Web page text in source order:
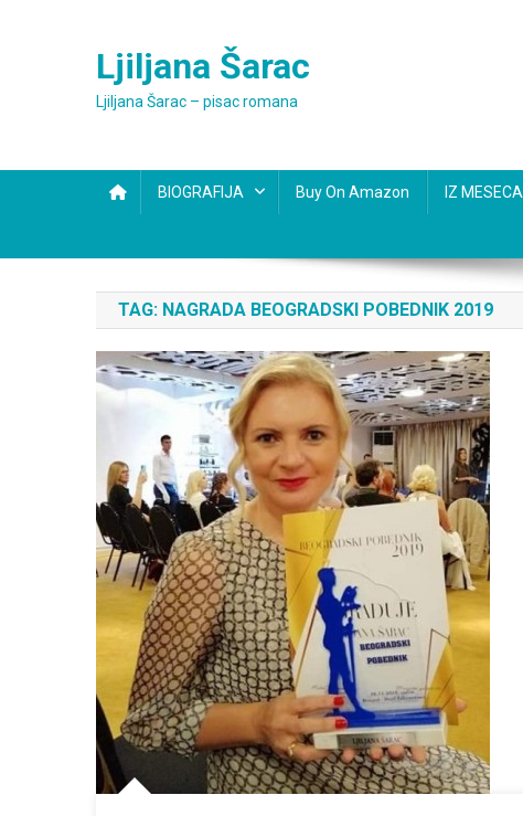
Ljiljana Šarac
Ljiljana Šarac – pisac romana
BIOGRAFIJA Buy On Amazon IZ MESECA
TAG: NAGRADA BEOGRADSKI POBEDNIK 2019